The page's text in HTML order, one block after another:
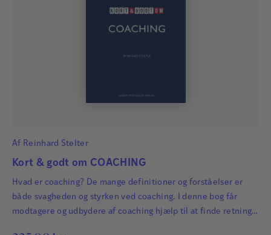
Af Reinhard Stelter
Kort & godt om COACHING
Hvad er coaching? De mange definitioner og forståelser er
både svagheden og styrken ved coaching. I denne bog får
modtagere og udbydere af coaching hjælp til at finde retning i